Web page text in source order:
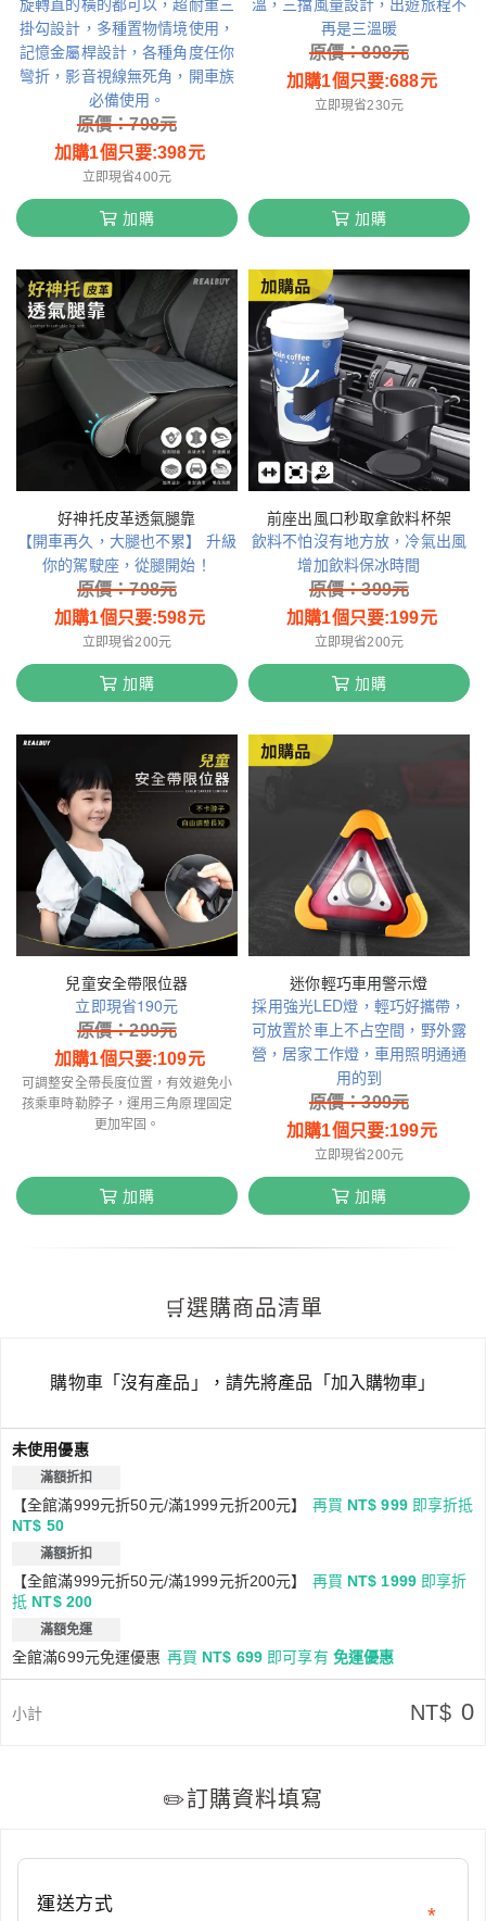
掛勾設計，多種置物情境使用，
記憶金屬桿設計，各種角度任你
彎折，影音視線無死角，開車族
必備使用。
原價：798元
加購1個只要:398元
立即現省400元
加購
再是三溫暖
原價：898元
加購1個只要:688元
立即現省230元
加購
好神托皮革透氣腿靠
【開車再久，大腿也不累】 升級
你的駕駛座，從腿開始！
原價：798元
加購1個只要:598元
立即現省200元
加購
前座出風口秒取拿飲料杯架
飲料不怕沒有地方放，冷氣出風
增加飲料保冰時間
原價：399元
加購1個只要:199元
立即現省200元
加購
兒童安全帶限位器
立即現省190元
原價：299元
加購1個只要:109元
可調整安全帶長度位置，有效避免小
孩乘車時勒脖子，運用三角原理固定
更加牢固。
加購
迷你輕巧車用警示燈
採用強光LED燈，輕巧好攜帶，
可放置於車上不占空間，野外露
營，居家工作燈，車用照明通通
用的到
原價：399元
加購1個只要:199元
立即現省200元
加購
購物車「沒有產品」，請先將產品「加入購物車」
未使用優惠
滿額折扣
【全館滿999元折50元/滿1999元折200元】 再買 NT$ 999即享折抵
NT$ 50
滿額折扣
【全館滿999元折50元/滿1999元折200元】 再買 NT$ 1999 即享折
抵 NT$ 200
滿額免運
全館滿699元免運優惠 再買 NT$ 699即可享有 免運優惠
小計 NT$ 0
結帳
運送方式